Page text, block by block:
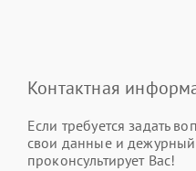
Контактная
Если требуется задать
свои данные и дежурный
проконсультирует Вас!